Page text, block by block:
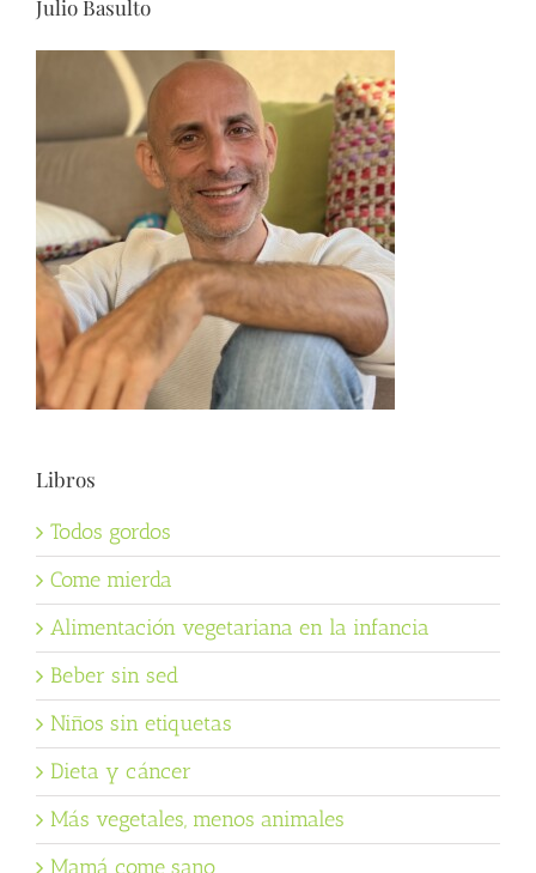
Julio Basulto
Libros
Todos gordos
Come mierda
Alimentación vegetariana en la infancia
Beber sin sed
Niños sin etiquetas
Dieta y cáncer
Más vegetales, menos animales
Mamá come sano